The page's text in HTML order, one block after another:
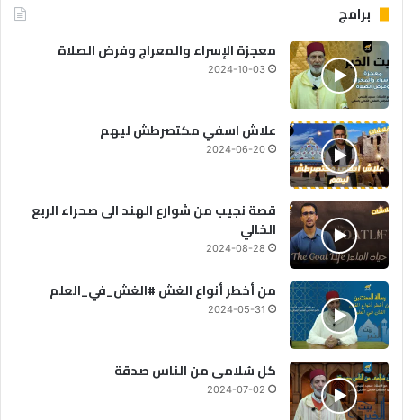
برامج
معجزة الإسراء والمعراج وفرض الصلاة
2024-10-03
علاش اسفي مكتصرطش ليهم
2024-06-20
قصة نجيب من شوارع الهند الى صحراء الربع
الخالي
2024-08-28
من أخطر أنواع الغش #الغش_في_العلم
2024-05-31
كل سُلامى من الناس صدقة
2024-07-02